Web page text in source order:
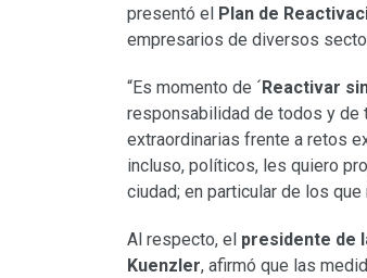
presentó el
Plan de
empresarios de diversos
“Es momento de ´ Reactivar
responsabilidad de todos y de
extraordinarias frente a retos
incluso, políticos, les quiero
ciudad; en particular de los
Al respecto, el presidente de
Kuenzler, afirmó que las